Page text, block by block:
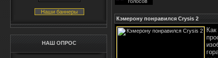
Наши баннеры
НАШ ОПРОС
Кэмерону понравился Crysis 2